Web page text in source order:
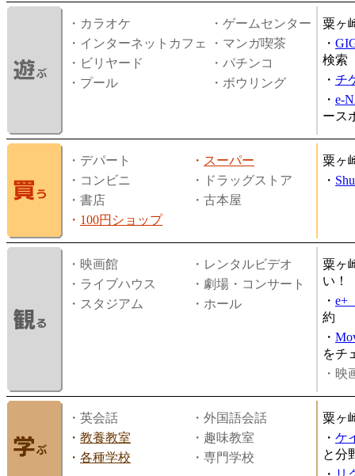
・カラオケ
・ゲームセンター
・インターネットカフェ
・マンガ喫茶
・ビリヤード
・パチンコ
・プール
・ボウリング
粟ヶ
・
検索
・ チ
・ e-
ース
・デパート ・ スーパー
・コンビニ
・ドラッグストア
・書店
・古本屋
・ 100円ショップ
粟ヶ
・
・映画館
・レンタルビデオ
・ライブハウス
・劇場・コンサート
・スタジアム
・ホール
粟ヶ
い！
・ e+
約
・
をチ
・映
・英会話
・外国語会話
・ 教養教室
・趣味教室
・ 各種学校 ・専門学校
粟ヶ
・ ケ
と分